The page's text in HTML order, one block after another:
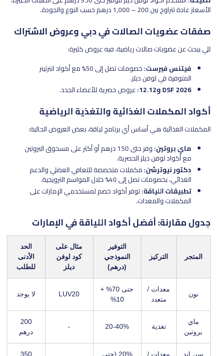
الأسعار عادة تتراوح بين 200 – 1,000 درهم حسب النوع والجودة.
صفقات عضويات الصالات في دبي وعروض الاشتراك
للي يبحث عن عضويات صالات رياضية، فيه عروض كثيرة:
فيتنس فيرست:
خصومات تصل إلى 50% مع أكواد انترتينر
المتوفرة في لوفن ديلز.
DSF 2026 و12.12:
عروض حصرية للأعضاء الجدد.
أكواد المكملات الغذائية والتغذية الرياضية
المكملات الغذائية هي أساس أي برنامج لياقة، بعض العروض الحالية:
ماي بروتين:
وفر حتى 150 درهم أو أكثر على مسحوق البروتين
مع أكواد لوفن ديلز الحصرية.
دكتور نيوترشن:مكملات متخصصة للتعافي العضلي والدعم
الغذائي، بخصومات تصل إلى 40% خلال المواسم الترويجية.
تطبيقات اللياقة:توفر أكواد خصم لمستخدمي الإمارات على
المكملات والمعدات.
جدول مقارنة: أفضل أكواد اللياقة في الإمارات
المتجر التركيز
التوفير
النموذجي
(درهم)
مثال على
كود لوفن
ديلز
الحد
الأدنى
للطلب
نون
معدات /
متعدد
حتى 70% +
10%
LUV20 لا يوجد
ماي
بروتين
تغذية 20-40%
-
200
درهم
سن اند معدات / 20% (حتى 350